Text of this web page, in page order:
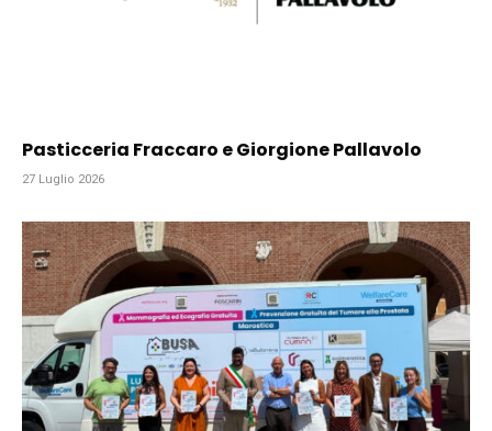
Pasticceria Fraccaro e Giorgione Pallavolo
27 Luglio 2026